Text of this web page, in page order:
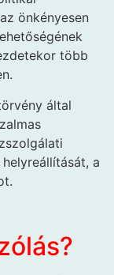
önkényesen
több
által
a